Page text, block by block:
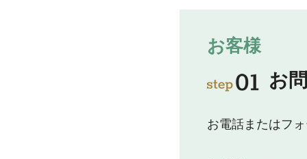
お客様
お
お電話またはフ